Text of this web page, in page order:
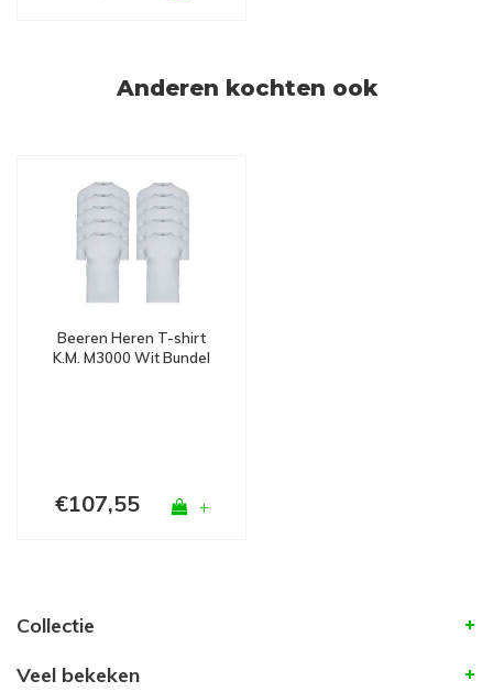
Anderen kochten ook
Beeren Heren T-shirt
K.M. M3000 Wit Bundel
€107,55 +
Collectie
Veel bekeken